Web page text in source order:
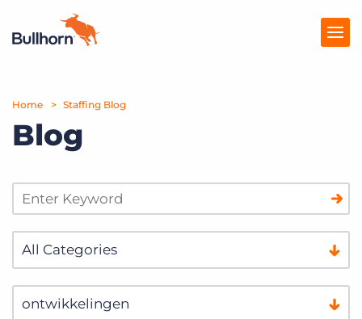
Producten
Prijzen
Marketplace
Over Ons
Home Staffing Blog
Blog